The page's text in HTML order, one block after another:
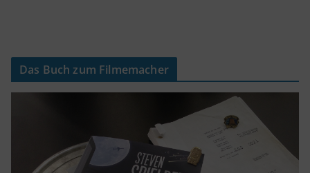
Das Buch zum Filmemacher